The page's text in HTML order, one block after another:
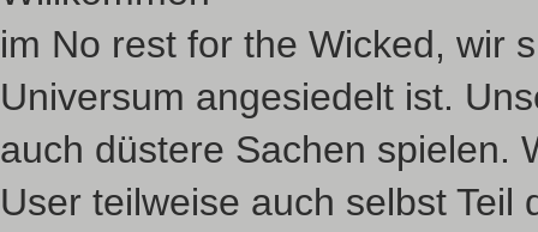
im No rest for the Wicked, wir
Universum angesiedelt ist.
auch düstere Sachen spielen.
User teilweise auch selbst